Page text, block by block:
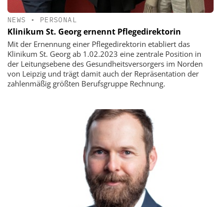
NEWS • PERSONAL
Klinikum St. Georg ernennt Pflegedirektorin
Mit der Ernennung einer Pflegedirektorin etabliert das
Klinikum St. Georg ab 1.02.2023 eine zentrale Position in
der Leitungsebene des Gesundheitsversorgers im Norden
von Leipzig und trägt damit auch der Repräsentation der
zahlenmäßig größten Berufsgruppe Rechnung.